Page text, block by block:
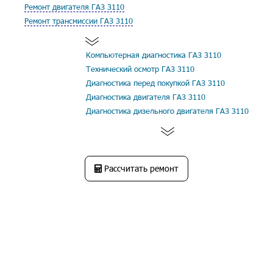
Ремонт двигателя ГАЗ 3110
Ремонт трансмиссии ГАЗ 3110
Компьютерная диагностика ГАЗ 3110
Технический осмотр ГАЗ 3110
Диагностика перед покупкой ГАЗ 3110
Диагностика двигателя ГАЗ 3110
Диагностика дизельного двигателя ГАЗ 3110
Рассчитать ремонт